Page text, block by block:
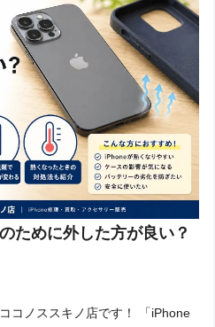
ために外した方が良い？
コノススキノ店です！ 「iPhone